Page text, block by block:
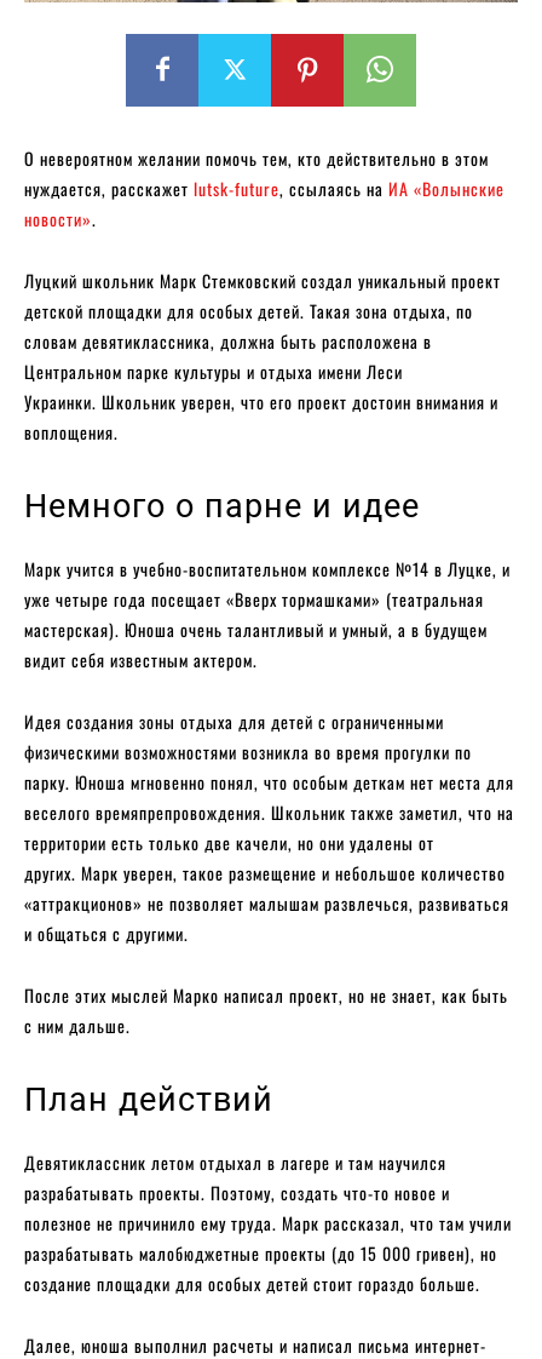
О невероятном желании помочь тем, кто действительно в этом
нуждается, расскажет lutsk-future, ссылаясь на ИА «Волынские
новости».
Луцкий школьник Марк Стемковский создал уникальный проект
детской площадки для особых детей. Такая зона отдыха, по
словам девятиклассника, должна быть расположена в
Центральном парке культуры и отдыха имени Леси
Украинки. Школьник уверен, что его проект достоин внимания и
воплощения.
Немного о парне и идее
Марк учится в учебно-воспитательном комплексе №14 в Луцке, и
уже четыре года посещает «Вверх тормашками» (театральная
мастерская). Юноша очень талантливый и умный, а в будущем
видит себя известным актером.
Идея создания зоны отдыха для детей с ограниченными
физическими возможностями возникла во время прогулки по
парку. Юноша мгновенно понял, что особым деткам нет места для
веселого времяпрепровождения. Школьник также заметил, что на
территории есть только две качели, но они удалены от
других. Марк уверен, такое размещение и небольшое количество
«аттракционов» не позволяет малышам развлечься, развиваться
и общаться с другими.
После этих мыслей Марко написал проект, но не знает, как быть
с ним дальше.
План действий
Девятиклассник летом отдыхал в лагере и там научился
разрабатывать проекты. Поэтому, создать что-то новое и
полезное не причинило ему труда. Марк рассказал, что там учили
разрабатывать малобюджетные проекты (до 15 000 гривен), но
создание площадки для особых детей стоит гораздо больше.
Далее, юноша выполнил расчеты и написал письма интернет-